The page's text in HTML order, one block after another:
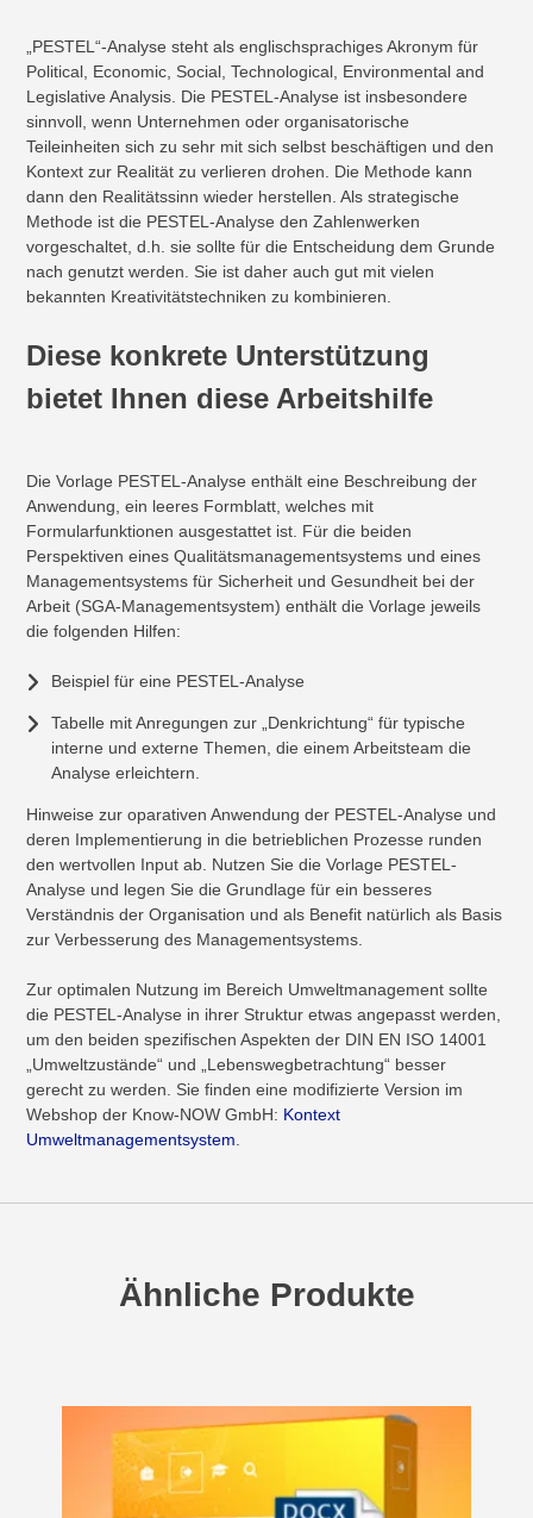
„PESTEL“-Analyse steht als englischsprachiges Akronym für
Political, Economic, Social, Technological, Environmental and
Legislative Analysis. Die PESTEL-Analyse ist insbesondere
sinnvoll, wenn Unternehmen oder organisatorische
Teileinheiten sich zu sehr mit sich selbst beschäftigen und den
Kontext zur Realität zu verlieren drohen. Die Methode kann
dann den Realitätssinn wieder herstellen. Als strategische
Methode ist die PESTEL-Analyse den Zahlenwerken
vorgeschaltet, d.h. sie sollte für die Entscheidung dem Grunde
nach genutzt werden. Sie ist daher auch gut mit vielen
bekannten Kreativitätstechniken zu kombinieren.
Diese konkrete Unterstützung
bietet Ihnen diese Arbeitshilfe
Die Vorlage PESTEL-Analyse enthält eine Beschreibung der
Anwendung, ein leeres Formblatt, welches mit
Formularfunktionen ausgestattet ist. Für die beiden
Perspektiven eines Qualitätsmanagementsystems und eines
Managementsystems für Sicherheit und Gesundheit bei der
Arbeit (SGA-Managementsystem) enthält die Vorlage jeweils
die folgenden Hilfen:
Beispiel für eine PESTEL-Analyse
Tabelle mit Anregungen zur „Denkrichtung“ für typische
interne und externe Themen, die einem Arbeitsteam die
Analyse erleichtern.
Hinweise zur oparativen Anwendung der PESTEL-Analyse und
deren Implementierung in die betrieblichen Prozesse runden
den wertvollen Input ab. Nutzen Sie die Vorlage PESTEL-
Analyse und legen Sie die Grundlage für ein besseres
Verständnis der Organisation und als Benefit natürlich als Basis
zur Verbesserung des Managementsystems.
Zur optimalen Nutzung im Bereich Umweltmanagement sollte
die PESTEL-Analyse in ihrer Struktur etwas angepasst werden,
um den beiden spezifischen Aspekten der DIN EN ISO 14001
„Umweltzustände“ und „Lebenswegbetrachtung“ besser
gerecht zu werden. Sie finden eine modifizierte Version im
Webshop der Know-NOW GmbH: Kontext
Umweltmanagementsystem.
Ähnliche Produkte